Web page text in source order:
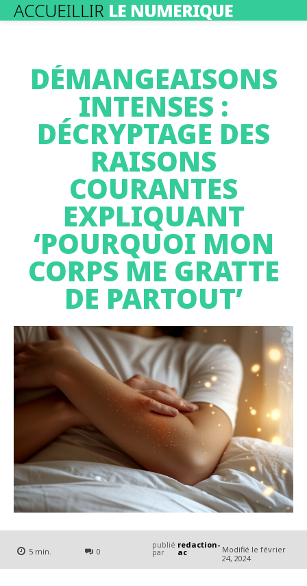
ACCUEILLIR LE NUMERIQUE
DÉMANGEAISONS
INTENSES :
DÉCRYPTAGE DES
RAISONS
COURANTES
EXPLIQUANT
‘POURQUOI MON
CORPS ME GRATTE
DE PARTOUT’
5 min. 0
publié
par
redaction-
ac Modifié le février
24, 2024